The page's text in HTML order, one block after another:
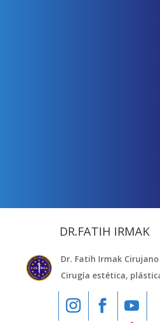
DR.FATIH IRMAK
Dr. Fatih Irmak
Cirugía estética,